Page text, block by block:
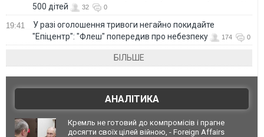
500 дітей
32 0
19:41
У разі оголошення тривоги негайно покидайте
"Епіцентр": "Флеш" попередив про небезпеку
174 0
БІЛЬШЕ
АНАЛІТИКА
Кремль не готовий до компромісів і прагне
досягти своїх цілей війною, - Foreign Affairs